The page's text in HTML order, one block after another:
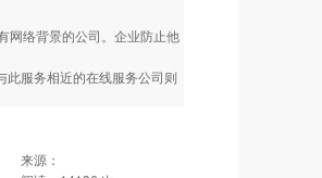
网络背景的公司。企业防止他
服务相近的在线服务公司则
来源：